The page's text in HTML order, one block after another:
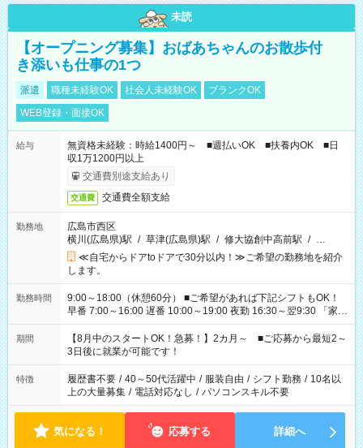
未読
【オープニング募集】おばあちゃんのお散歩付
き添いも仕事の1つ
派遣 職種未経験OK 社会人未経験OK
ブランクOK
WEB登録・面接OK
給与
無資格未経験：時給1400円～ ■週払いOK ■扶養内OK ■日
収1万1200円以上
交通費別途支給あり
交通費 交通費全額支給
勤務地
広島市西区
横川(広島県)駅 / 草津(広島県)駅 / 修大協創中高前駅 / …
≪自宅からドアtoドアで30分以内！≫ご希望の勤務地を紹介
します。
勤務時間
9:00～18:00（休憩60分） ■ご希望があれば下記シフトもOK！
早番 7:00～16:00 遅番 10:00～19:00 夜勤 16:30～翌9:30 「家族
と休みを合わせたい」 「余裕を持って夕飯の準備がしたい」
「できれば残業はしたくない」 など、ご希望を教えてください
ね。 ※Wワーク希望の方へ 今ご覧のお仕事で希望する勤務時間
と、もう1つのお仕事の勤務時間。 合計で週40時間を超える場
合は応募できません。
期間
【8月中のスタートOK！急募！】2カ月～ ■ご応募から最短2～
3日後に就業が可能です！
特徴 履歴書不要 / 40～50代活躍中 / 服装自由 / シフト勤務 / 10名以
上の大量募集 / 電話対応なし / パソコンスキル不要
気になる！ 応募する 詳細へ